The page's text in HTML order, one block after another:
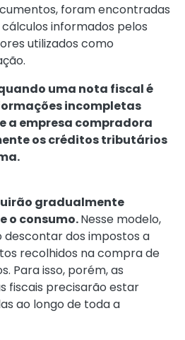
foram encontradas
informados pelos
utilizados como
uma nota fiscal é
incompletas
a empresa compradora
os créditos tributários
gradualmente
o consumo.Nesse modelo,
dos impostos a
recolhidos na compra de
Para isso, porém, as
fiscais precisarão estar
ao longo de toda a